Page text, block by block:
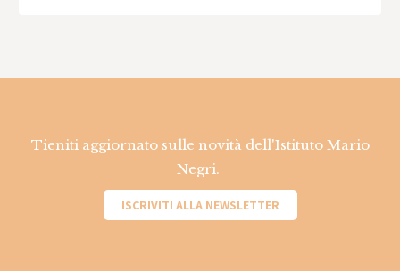
Tieniti aggiornato sulle novità dell'Istituto Mario
Negri.
ISCRIVITI ALLA NEWSLETTER